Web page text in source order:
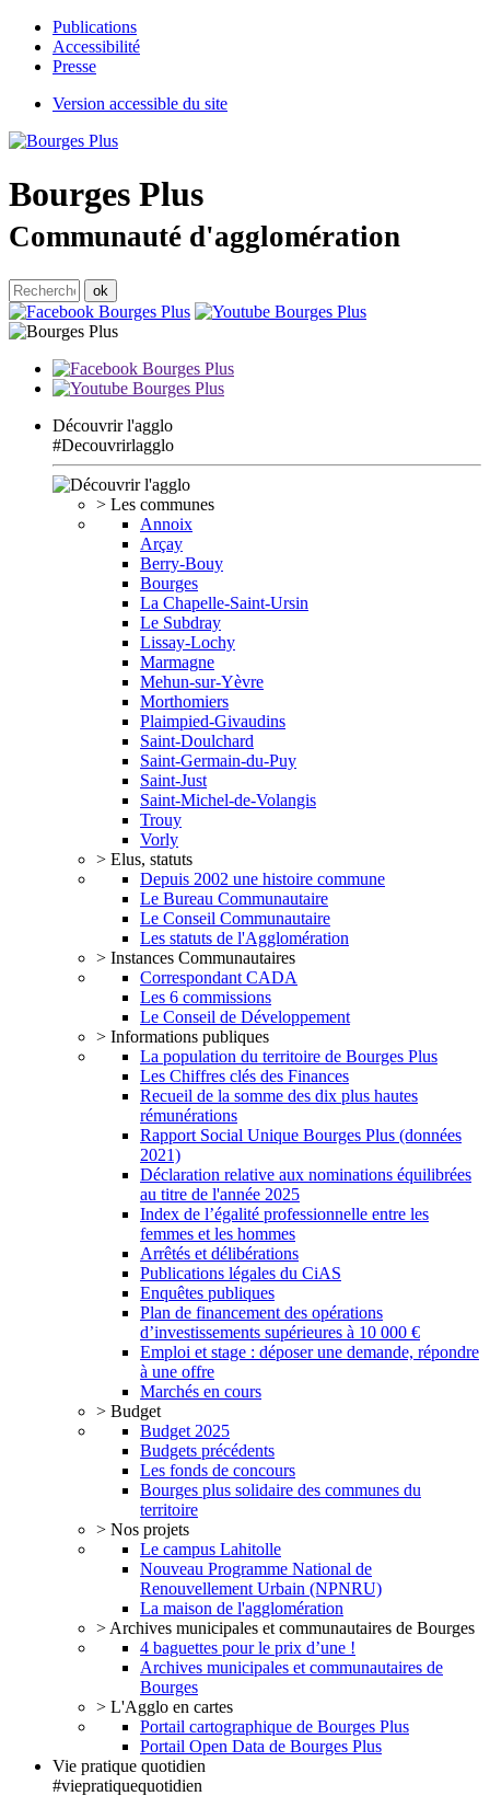
Publications
Accessibilité
Presse
Version accessible du site
Bourges Plus
Communauté d'agglomération
Découvrir l'agglo
#Decouvrirlagglo
> Les communes
Annoix
Arçay
Berry-Bouy
Bourges
La Chapelle-Saint-Ursin
Le Subdray
Lissay-Lochy
Marmagne
Mehun-sur-Yèvre
Morthomiers
Plaimpied-Givaudins
Saint-Doulchard
Saint-Germain-du-Puy
Saint-Just
Saint-Michel-de-Volangis
Trouy
Vorly
> Elus, statuts
Depuis 2002 une histoire commune
Le Bureau Communautaire
Le Conseil Communautaire
Les statuts de l'Agglomération
> Instances Communautaires
Correspondant CADA
Les 6 commissions
Le Conseil de Développement
> Informations publiques
La population du territoire de Bourges Plus
Les Chiffres clés des Finances
Recueil de la somme des dix plus hautes
rémunérations
Rapport Social Unique Bourges Plus (données
2021)
Déclaration relative aux nominations équilibrées
au titre de l'année 2025
Index de l’égalité professionnelle entre les
femmes et les hommes
Arrêtés et délibérations
Publications légales du CiAS
Enquêtes publiques
Plan de financement des opérations
d’investissements supérieures à 10 000 €
Emploi et stage : déposer une demande, répondre
à une offre
Marchés en cours
> Budget
Budget 2025
Budgets précédents
Les fonds de concours
Bourges plus solidaire des communes du
territoire
> Nos projets
Le campus Lahitolle
Nouveau Programme National de
Renouvellement Urbain (NPNRU)
La maison de l'agglomération
> Archives municipales et communautaires de Bourges
4 baguettes pour le prix d’une !
Archives municipales et communautaires de
Bourges
> L'Agglo en cartes
Portail cartographique de Bourges Plus
Portail Open Data de Bourges Plus
Vie pratique quotidien
#viepratiquequotidien